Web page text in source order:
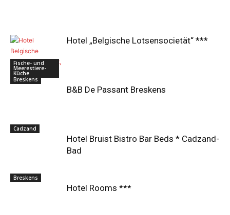
Fische- und
Meerestiere-
Küche
Hotel „Belgische Lotsensocietät“ ***
Breskens
B&B De Passant Breskens
Cadzand
Hotel Bruist Bistro Bar Beds * Cadzand-
Bad
Breskens
Hotel Rooms ***